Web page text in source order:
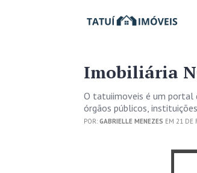
Imobiliária
O tatuiimoveis é um portal
órgãos públicos,
POR: GABRIELLE MENEZES EM 21 DE